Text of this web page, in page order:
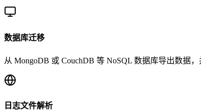
数据库迁移
从 MongoDB 或 CouchDB 等 NoSQL 数据库导出数据
日志文件解析